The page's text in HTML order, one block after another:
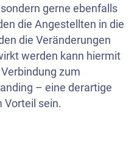
sondern gerne ebenfalls
die Angestellten in die
die Veränderungen
werden kann hiermit
zum
– eine derartige
Vorteil sein.